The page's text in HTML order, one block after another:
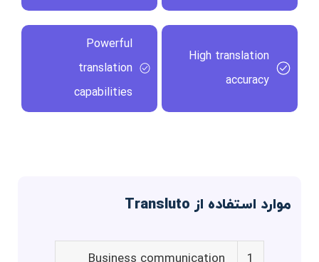
High translation
accuracy
Powerful
translation
capabilities
موارد استفاده از Transluto